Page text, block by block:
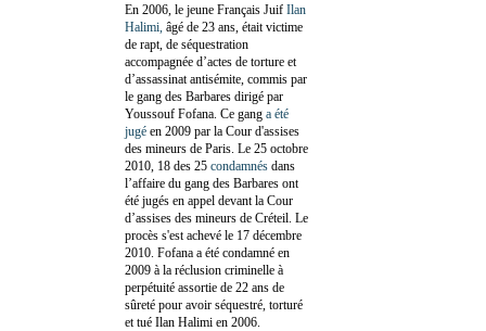
En 2006, le jeune Français Juif Ilan
Halimi, âgé de 23 ans, était victime
de rapt, de séquestration
accompagnée d’actes de torture et
d’assassinat antisémite, commis par
le gang des Barbares dirigé par
Youssouf Fofana. Ce gang a été
jugé en 2009 par la Cour d'assises
des mineurs de Paris. Le 25 octobre
2010, 18 des 25 condamnés dans
l’affaire du gang des Barbares ont
été jugés en appel devant la Cour
d’assises des mineurs de Créteil. Le
procès s'est achevé le 17 décembre
2010. Fofana a été condamné en
2009 à la réclusion criminelle à
perpétuité assortie de 22 ans de
sûreté pour avoir séquestré, torturé
et tué Ilan Halimi en 2006.